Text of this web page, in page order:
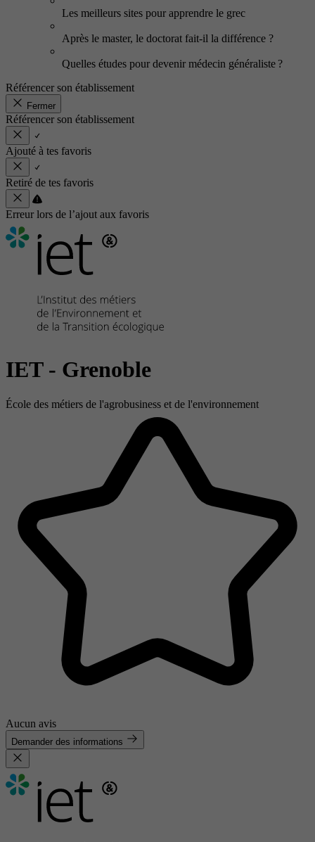
Les meilleurs sites pour apprendre le grec
Après le master, le doctorat fait-il la différence ?
Quelles études pour devenir médecin généraliste ?
Référencer son établissement
Fermer
Référencer son établissement
Ajouté à tes favoris
Retiré de tes favoris
Erreur lors de l’ajout aux favoris
IET - Grenoble
École des métiers de l'agrobusiness et de l'environnement
Aucun avis
Demander des informations